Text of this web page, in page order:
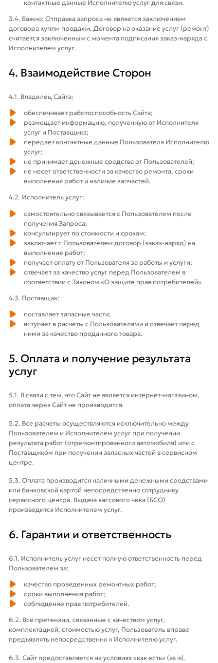
контактные данные Исполнителю услуг для связи.
3.4. Важно: Отправка запроса не является заключением
договора купли-продажи. Договор на оказание услуг (ремонт)
считается заключенным с момента подписания заказ-наряда с
Исполнителем услуг.
4. Взаимодействие Сторон
4.1. Владелец Сайта:
обеспечивает работоспособность Сайта;
размещает информацию, полученную от Исполнителя
услуг и Поставщика;
передает контактные данные Пользователя Исполнителю
услуг;
не принимает денежные средства от Пользователей;
не несет ответственности за качество ремонта, сроки
выполнения работ и наличие запчастей.
4.2. Исполнитель услуг:
самостоятельно связывается с Пользователем после
получения Запроса;
консультирует по стоимости и срокам;
заключает с Пользователем договор (заказ-наряд) на
выполнение работ;
получает оплату от Пользователя за работы и услуги;
отвечает за качество услуг перед Пользователем в
соответствии с Законом «О защите прав потребителей».
4.3. Поставщик:
поставляет запасные части;
вступает в расчеты с Пользователями и отвечает перед
ними за качество проданного товара.
5. Оплата и получение результата
услуг
5.1. В связи с тем, что Сайт не является интернет-магазином,
оплата через Сайт не производится.
5.2. Все расчеты осуществляются исключительно между
Пользователем и Исполнителем услуг при получении
результата работ (отремонтированного автомобиля) или с
Поставщиком при получении запасных частей в сервисном
центре.
5.3. Оплата производится наличными денежными средствами
или банковской картой непосредственно сотруднику
сервисного центра. Выдача кассового чека (БСО)
производится Исполнителем услуг.
6. Гарантии и ответственность
6.1. Исполнитель услуг несет полную ответственность перед
Пользователем за:
качество проведенных ремонтных работ;
сроки выполнения работ;
соблюдение прав потребителей.
6.2. Все претензии, связанные с качеством услуг,
комплектацией, стоимостью услуг, Пользователь вправе
предъявлять непосредственно к Исполнителю услуг.
6.3. Сайт предоставляется на условиях «как есть» (as is).